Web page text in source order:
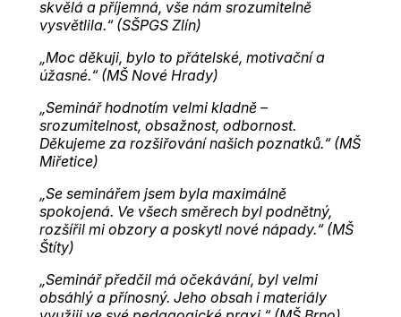
skvělá a příjemná, vše nám srozumitelně
vysvětlila.“ (SŠPGS Zlín)
„Moc děkuji, bylo to přátelské, motivační a
úžasné.“ (MŠ Nové Hrady)
„Seminář hodnotím velmi kladně –
srozumitelnost, obsažnost, odbornost.
Děkujeme za rozšiřování našich poznatků.“ (MŠ
Miřetice)
„Se seminářem jsem byla maximálně
spokojená. Ve všech směrech byl podnětný,
rozšířil mi obzory a poskytl nové nápady.“ (MŠ
Štíty)
„Seminář předčil má očekávání, byl velmi
obsáhlý a přínosný. Jeho obsah i materiály